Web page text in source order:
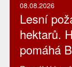
08.08.2026
Lesní
hektarů.
pomáhá